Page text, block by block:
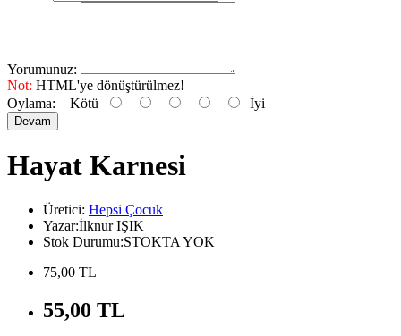
Yorumunuz:
Not: HTML'ye dönüştürülmez!
Oylama: Kötü İyi
Devam
Hayat Karnesi
Üretici: Hepsi Çocuk
Yazar:İlknur IŞIK
Stok Durumu:STOKTA YOK
75,00 TL
55,00 TL